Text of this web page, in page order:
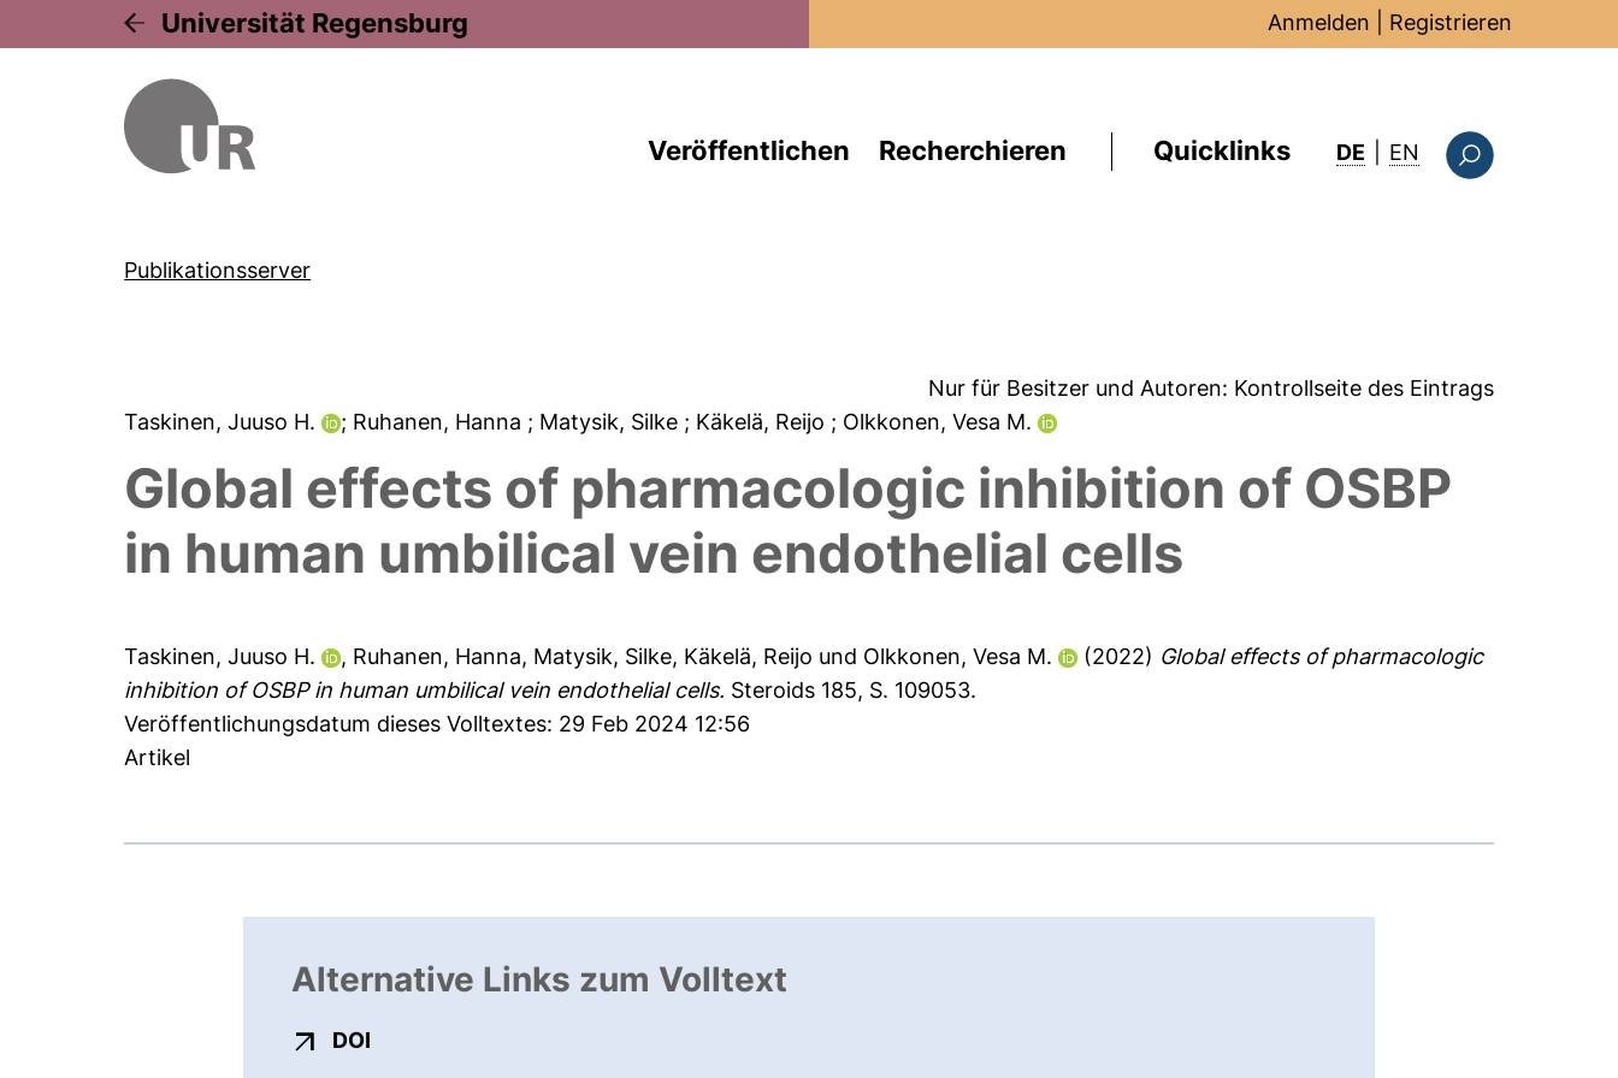
Universität Regensburg Anmelden Registrieren
Veröffentlichen Recherchieren Quicklinks DE EN : this page in
Publikationsserver
Nur für Besitzer und Autoren: Kontrollseite des Eintrags
Taskinen, Juuso H.
; Ruhanen, Hanna ; Matysik, Silke ; Käkelä, Reijo ; Olkkonen, Vesa M.
Global effects of pharmacologic inhibition of OSBP
in human umbilical vein endothelial cells
Taskinen, Juuso H. , Ruhanen, Hanna, Matysik, Silke, Käkelä, Reijo und Olkkonen, Vesa M. (2022) Global effects of pharmacologic
inhibition of OSBP in human umbilical vein endothelial cells. Steroids 185, S. 109053.
Veröffentlichungsdatum dieses Volltextes: 29 Feb 2024 12:56
Artikel
Alternative Links zum Volltext
DOI